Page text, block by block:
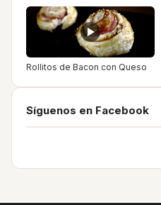
Rollitos de Bacon con Queso
Síguenos en Facebook